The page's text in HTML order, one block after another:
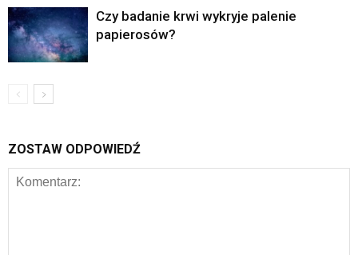
Czy badanie krwi wykryje palenie
papierosów?
ZOSTAW ODPOWIEDŹ